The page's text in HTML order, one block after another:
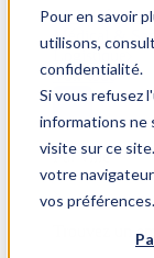
Pour en savoir
utilisons,
confidentialité.
Si vous refusez
informations ne
visite sur ce
votre
vos préférences.
BTP
Médical &
Logistique
Voir tout
Par ville
Trouvez un